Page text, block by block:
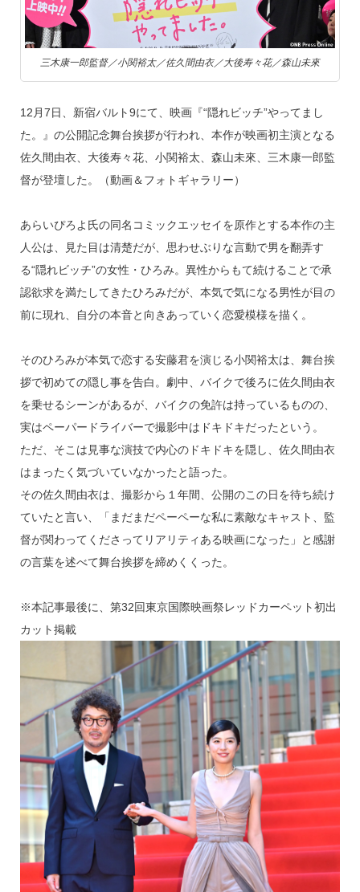
三木康一郎監督／小関裕太／佐久間由衣／大後寿々花／森山未來
12月7日、新宿バルト9にて、映画『“隠れビッチ”やってまし
た。』の公開記念舞台挨拶が行われ、本作が映画初主演となる
佐久間由衣、大後寿々花、小関裕太、森山未來、三木康一郎監
督が登壇した。（動画＆フォトギャラリー）
あらいぴろよ氏の同名コミックエッセイを原作とする本作の主
人公は、見た目は清楚だが、思わせぶりな言動で男を翻弄す
る“隠れビッチ”の女性・ひろみ。異性からもて続けることで承
認欲求を満たしてきたひろみだが、本気で気になる男性が目の
前に現れ、自分の本音と向きあっていく恋愛模様を描く。
そのひろみが本気で恋する安藤君を演じる小関裕太は、舞台挨
拶で初めての隠し事を告白。劇中、バイクで後ろに佐久間由衣
を乗せるシーンがあるが、バイクの免許は持っているものの、
実はペーパードライバーで撮影中はドキドキだったという。
ただ、そこは見事な演技で内心のドキドキを隠し、佐久間由衣
はまったく気づいていなかったと語った。
その佐久間由衣は、撮影から１年間、公開のこの日を待ち続け
ていたと言い、「まだまだペーペーな私に素敵なキャスト、監
督が関わってくださってリアリティある映画になった」と感謝
の言葉を述べて舞台挨拶を締めくくった。
※本記事最後に、第32回東京国際映画祭レッドカーペット初出
カット掲載